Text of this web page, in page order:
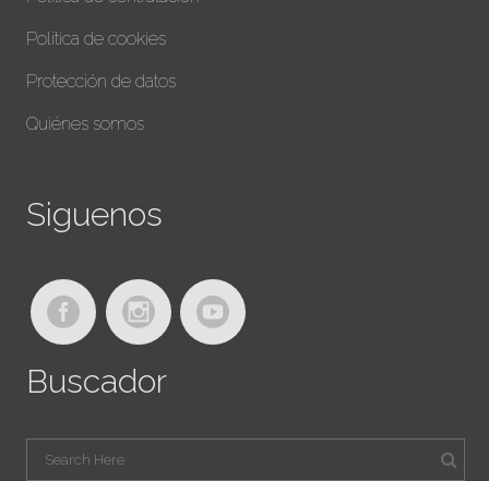
Política de cookies
Protección de datos
Quiénes somos
Siguenos
Buscador